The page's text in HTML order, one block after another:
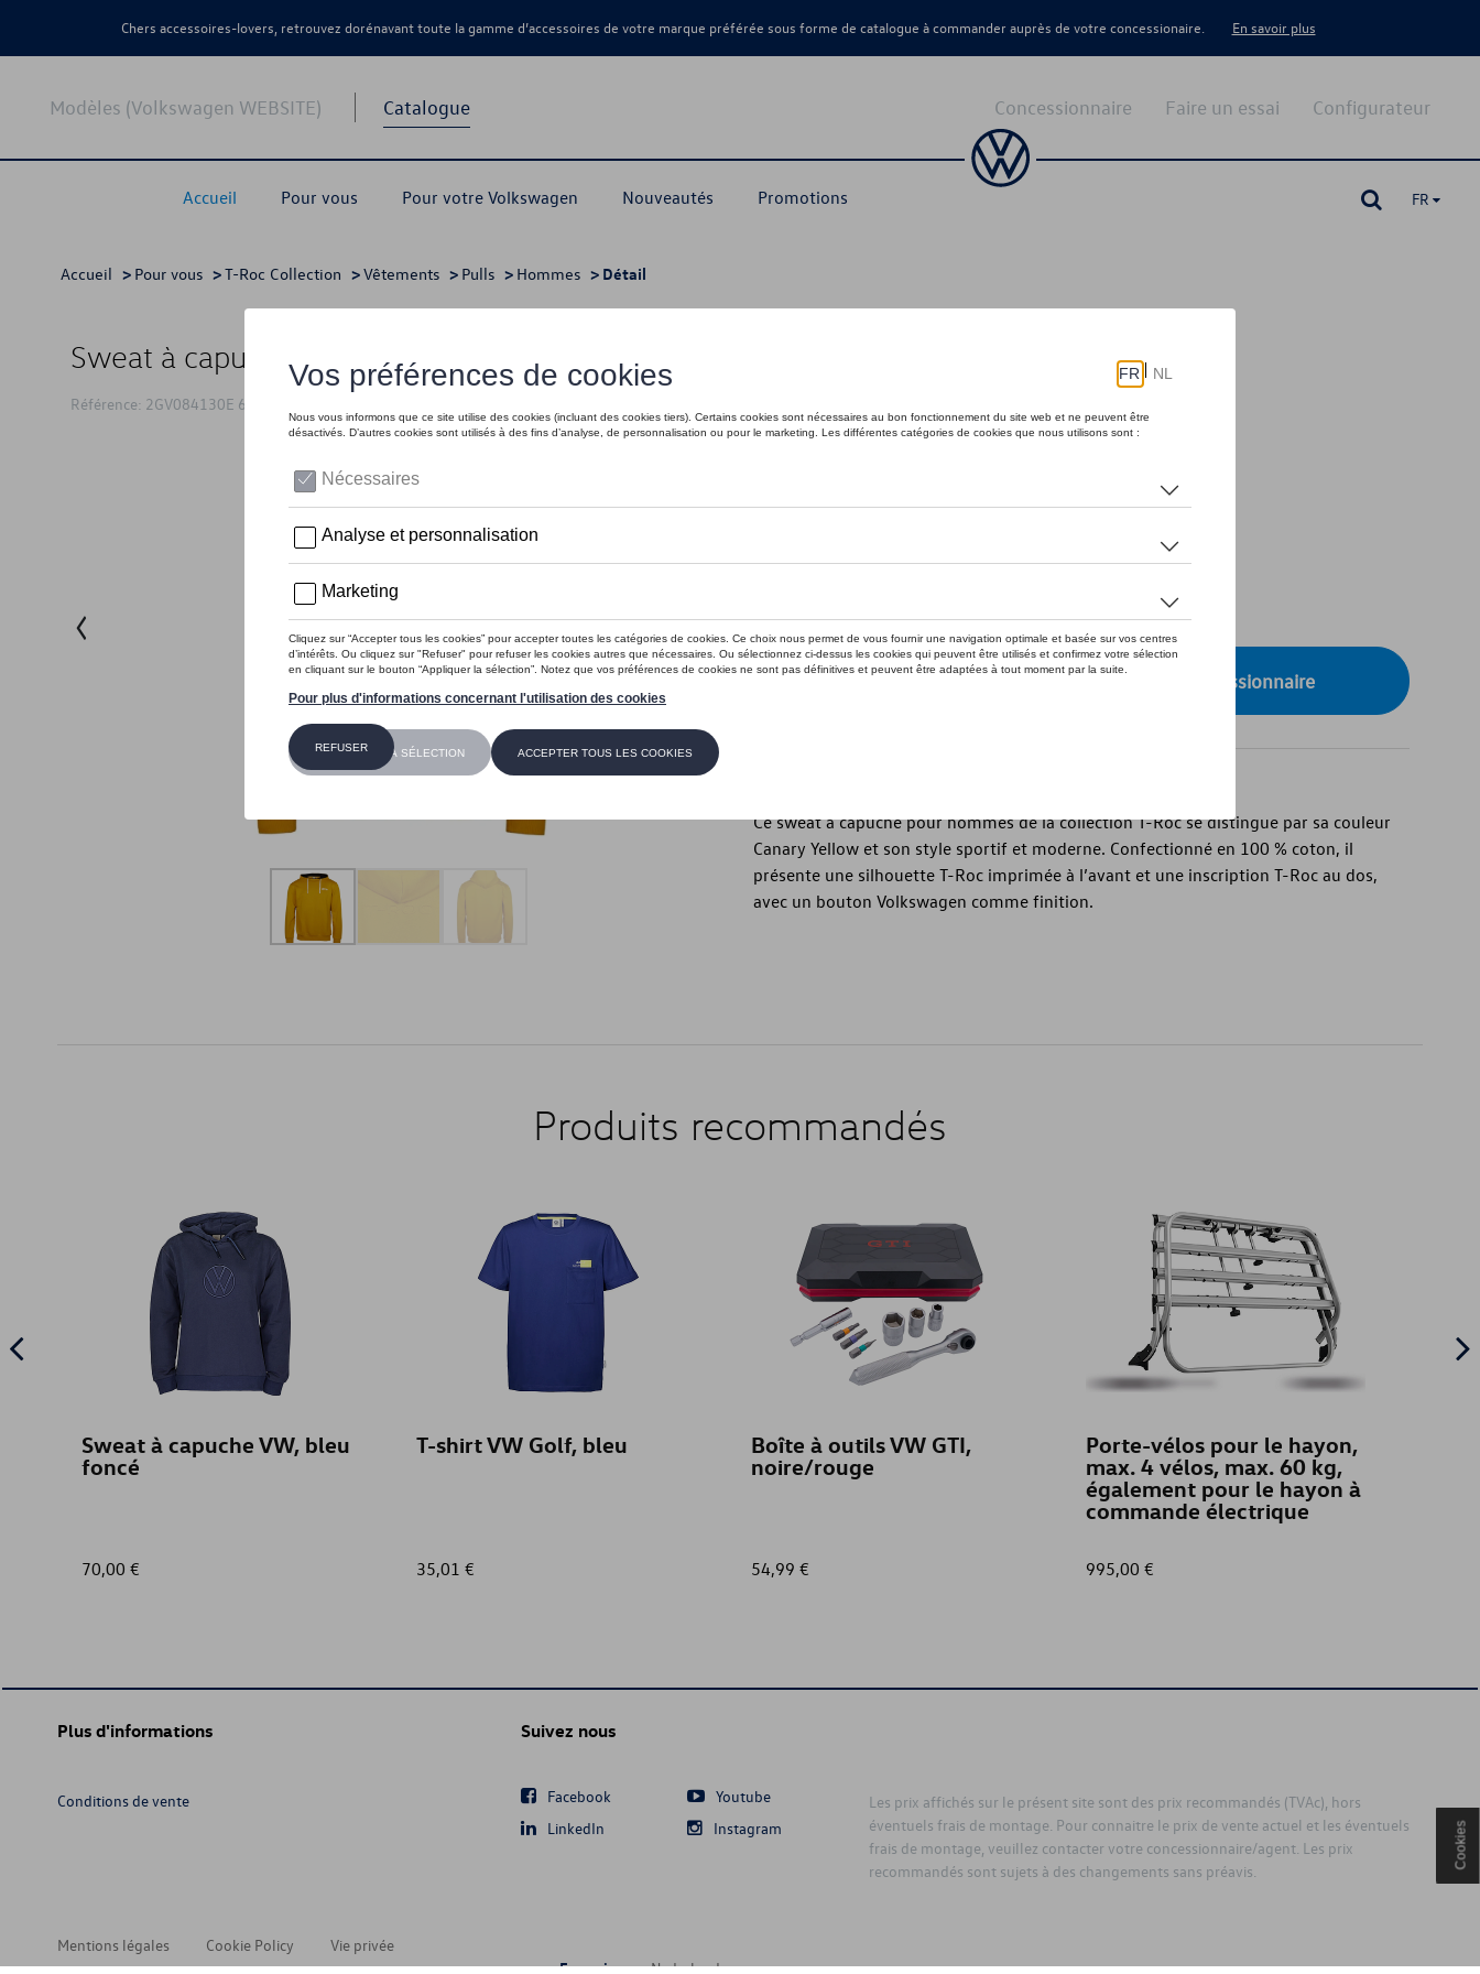
Chers accessoires-lovers, retrouvez dorénavant toute la gamme d’accessoires de votre marque préférée sous forme de catalogue à commander auprès de votre concessionaire. En savoir plus
Modèles (Volkswagen WEBSITE) Catalogue
Accueil Pour vous Pour votre Volkswagen Nouveautés Promotions
Configurateur
Faire un essai
Concessionnaire
FR
Accueil > Pour vous >T-Roc Collection >Vêtements > Pulls > Hommes > Détail
Sweat à capuche VW T-Roc, jaune - XXL
Référence: 2GV084130E 655
Ce produit n'est actuellement pas de stock
Vérifiez la disponibilité auprès de votre concessionnaire
Ce sweat à capuche pour hommes de la collection T-Roc se distingue par sa couleur
Canary Yellow et son style sportif et moderne. Confectionné en 100 % coton, il
présente une silhouette T-Roc imprimée à l’avant et une inscription T-Roc au dos,
avec un bouton Volkswagen comme finition.
Produits recommandés
Sweat à capuche VW, bleu
foncé
70,00 €
T-shirt VW Golf, bleu
35,01 €
Boîte à outils VW GTI,
noire/rouge
54,99 €
Porte-vélos pour le hayon,
max. 4 vélos, max. 60 kg,
également pour le hayon à
commande électrique
995,00 €
Plus d'informations
Conditions de vente
Suivez nous
Facebook
Youtube
LinkedIn
Instagram
Les prix affichés sur le présent site sont des prix recommandés (TVAc), hors
éventuels frais de montage. Pour connaitre le prix de vente actuel et les éventuels
frais de montage, veuillez contacter votre concessionnaire/agent. Les prix
recommandés sont sujets à des changements sans préavis.
Mentions légales Cookie Policy
Vie privée
Français
Nederlands
Cookies